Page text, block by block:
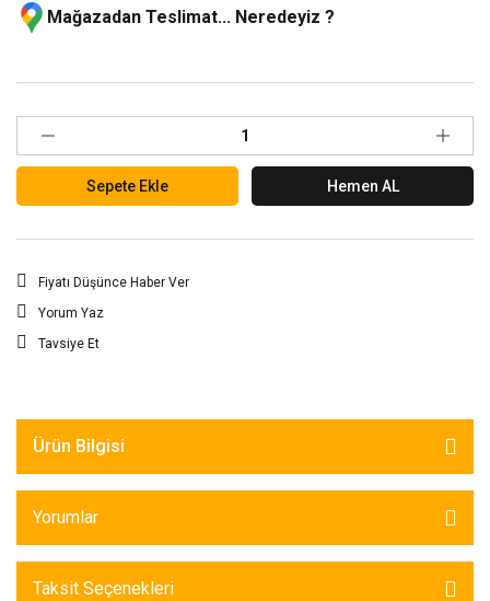
Mağazadan Teslimat... Neredeyiz ?
Sepete Ekle Hemen AL
Fiyatı Düşünce Haber Ver
Yorum Yaz
Tavsiye Et
Ürün Bilgisi
Yorumlar
Taksit Seçenekleri